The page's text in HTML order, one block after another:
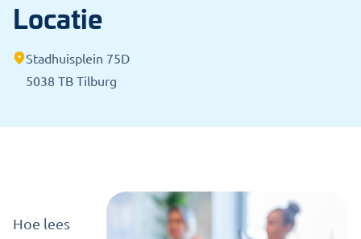
Locatie
Stadhuisplein 75D
5038 TB Tilburg
Hoe lees